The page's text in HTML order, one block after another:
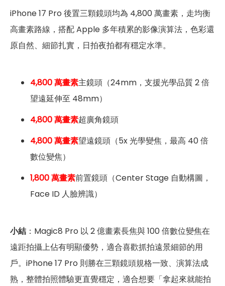
iPhone 17 Pro 後置三顆鏡頭均為 4,800 萬畫素，走均衡
高畫素路線，搭配 Apple 多年積累的影像演算法，色彩還
原自然、細節扎實，日拍夜拍都有穩定水準。
4,800 萬畫素主鏡頭（24mm，支援光學品質 2 倍
望遠延伸至 48mm）
4,800 萬畫素超廣角鏡頭
4,800 萬畫素望遠鏡頭（5x 光學變焦，最高 40 倍
數位變焦）
1,800 萬畫素前置鏡頭（Center Stage 自動構圖，
Face ID 人臉辨識）
小結 ：Magic8 Pro 以 2 億畫素長焦與 100 倍數位變焦在
遠距拍攝上佔有明顯優勢，適合喜歡抓拍遠景細節的用
戶。iPhone 17 Pro 則勝在三顆鏡頭規格一致、演算法成
熟，整體拍照體驗更直覺穩定，適合想要「拿起來就能拍